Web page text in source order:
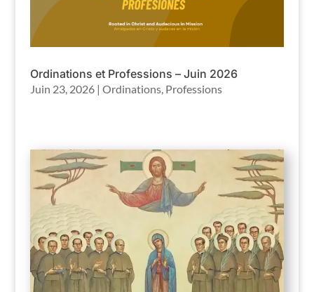
Ordinations et Professions – Juin 2026
Juin 23, 2026| Ordinations, Professions